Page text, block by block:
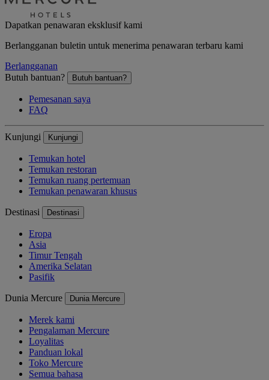
Dapatkan penawaran eksklusif kami
Berlangganan buletin untuk menerima penawaran terbaru kami
Berlangganan
Butuh bantuan?
Butuh bantuan?
Pemesanan saya
FAQ
Kunjungi Kunjungi
Temukan hotel
Temukan restoran
Temukan ruang pertemuan
Temukan penawaran khusus
Destinasi Destinasi
Eropa
Asia
Timur Tengah
Amerika Selatan
Pasifik
Dunia Mercure Dunia Mercure
Merek kami
Pengalaman Mercure
Loyalitas
Panduan lokal
Toko Mercure
Semua bahasa